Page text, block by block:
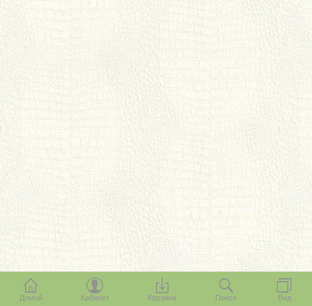
Домой Кабинет Корзина Поиск Вид